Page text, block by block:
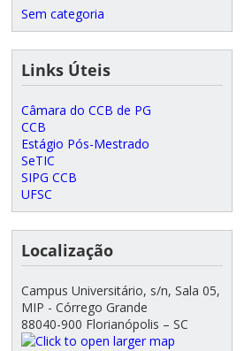
Sem categoria
Links Úteis
Câmara do CCB de PG
CCB
Estágio Pós-Mestrado
SeTIC
SIPG CCB
UFSC
Localização
Campus Universitário, s/n, Sala 05,
MIP - Córrego Grande
88040-900 Florianópolis – SC